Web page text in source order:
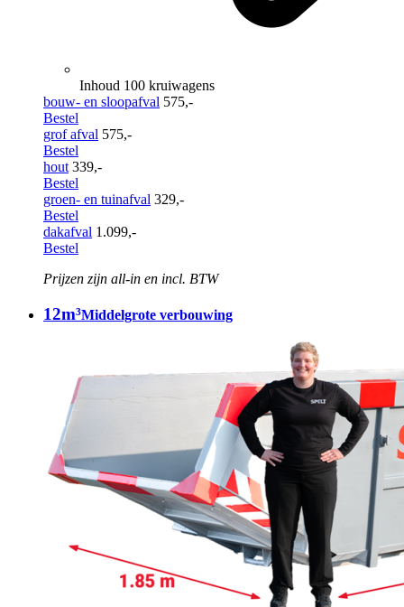
Inhoud 100 kruiwagens
bouw- en sloopafval 575,-
Bestel
grof afval 575,-
Bestel
hout 339,-
Bestel
groen- en tuinafval 329,-
Bestel
dakafval 1.099,-
Bestel
Prijzen zijn all-in en incl. BTW
12m³Middelgrote verbouwing